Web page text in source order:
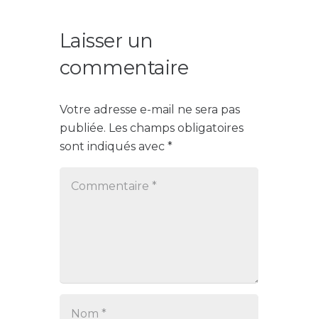
Laisser un
commentaire
Votre adresse e-mail ne sera pas
publiée. Les champs obligatoires
sont indiqués avec *